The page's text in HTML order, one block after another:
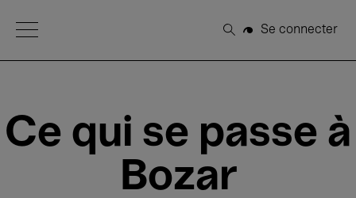
Open Menu
Rechercher
Se connecter
Ce qui se passe à
Bozar